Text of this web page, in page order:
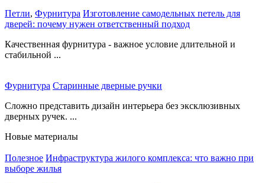
Петли, Фурнитура Изготовление самодельных петель для
дверей: почему нужен ответственный подход
Качественная фурнитура - важное условие длительной и
стабильной ...
Фурнитура Старинные дверные ручки
Сложно представить дизайн интерьера без эксклюзивных
дверных ручек. ...
Новые материалы
Полезное Инфраструктура жилого комплекса: что важно при
выборе жилья